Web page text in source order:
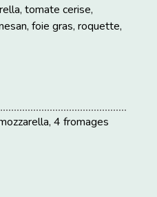
tomate cerise,
foie gras, roquette,
4 fromages